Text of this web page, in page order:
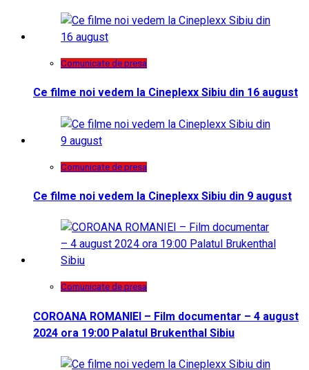
Comunicate de presa
Ce filme noi vedem la Cineplexx Sibiu din 16 august
Comunicate de presa
Ce filme noi vedem la Cineplexx Sibiu din 9 august
Comunicate de presa
COROANA ROMANIEI – Film documentar – 4 august
2024 ora 19:00 Palatul Brukenthal Sibiu